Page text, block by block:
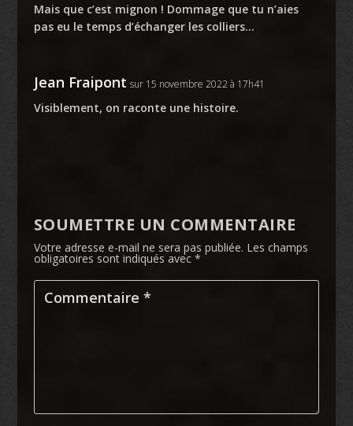
Mais que c’est mignon ! Dommage que tu n’aies
pas eu le temps d’échanger les colliers…
Jean Fraipont sur 15 novembre 2022 à 17h41
Visiblement, on raconte une histoire.
SOUMETTRE UN COMMENTAIRE
Votre adresse e-mail ne sera pas publiée. Les champs
obligatoires sont indiqués avec *